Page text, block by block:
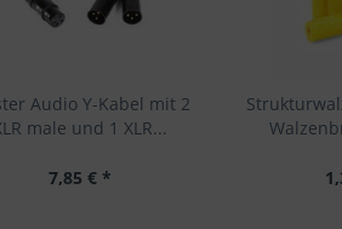
Audio Y-Kabel mit 2
male und 1 XLR...
7,85 € *